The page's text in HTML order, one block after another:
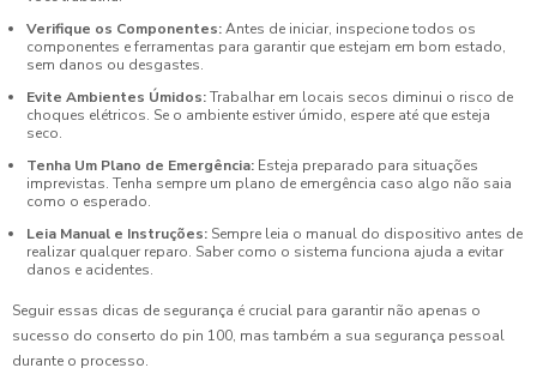
Verifique os Componentes:Antes de iniciar, inspecione todos os
componentes e ferramentas para garantir que estejam em bom estado,
sem danos ou desgastes.
Evite Ambientes Úmidos:Trabalhar em locais secos diminui o risco de
choques elétricos. Se o ambiente estiver úmido, espere até que esteja
seco.
Tenha Um Plano de Emergência: Esteja preparado para situações
imprevistas. Tenha sempre um plano de emergência caso algo não saia
como o esperado.
Leia Manual e Instruções: Sempre leia o manual do dispositivo antes de
realizar qualquer reparo. Saber como o sistema funciona ajuda a evitar
danos e acidentes.
Seguir essas dicas de segurança é crucial para garantir não apenas o
sucesso do conserto do pin 100, mas também a sua segurança pessoal
durante o processo.